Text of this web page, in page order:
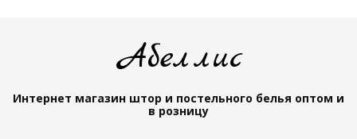
Абеллис
Интернет магазин штор и постельного белья оптом и
в розницу